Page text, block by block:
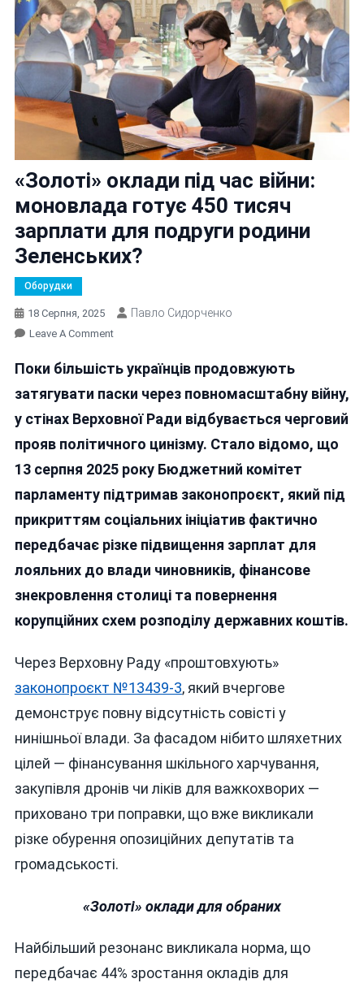
«Золоті» оклади під час війни:
моновлада готує 450 тисяч
зарплати для подруги родини
Зеленських?
Оборудки
18 Серпня, 2025 Павло Сидорченко
Leave A CommentOn
Оклади
Під
Війни:
Моновлада
Готує
Тисяч
Зарплати
Для
Родини
Зеленських?
Поки більшість українців продовжують
затягувати паски через повномасштабну війну,
у стінах Верховної Ради відбувається черговий
прояв політичного цинізму. Стало відомо, що
13 серпня 2025 року Бюджетний комітет
парламенту підтримав законопроєкт, який під
прикриттям соціальних ініціатив фактично
передбачає різке підвищення зарплат для
лояльних до влади чиновників, фінансове
знекровлення столиці та повернення
корупційних схем розподілу державних коштів.
Через Верховну Раду «проштовхують»
законопроєкт №13439-3, який вчергове
демонструє повну відсутність совісті у
нинішньої влади. За фасадом нібито шляхетних
цілей — фінансування шкільного харчування,
закупівля дронів чи ліків для важкохворих —
приховано три поправки, що вже викликали
різке обурення опозиційних депутатів та
громадськості.
«Золоті» оклади для обраних
Найбільший резонанс викликала норма, що
передбачає 44% зростання окладів для